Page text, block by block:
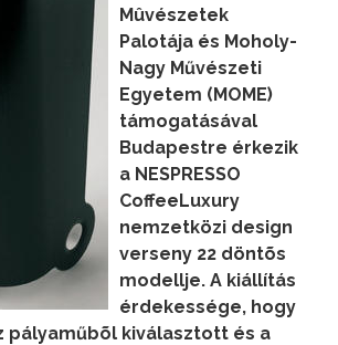
Mûvészetek
Palotája és Moholy-
Nagy Művészeti
Egyetem (MOME)
támogatásával
Budapestre érkezik
a NESPRESSO
CoffeeLuxury
nemzetközi design
verseny 22 döntõs
modellje. A kiállítás
érdekessége, hogy
pályaműbõl kiválasztott és a